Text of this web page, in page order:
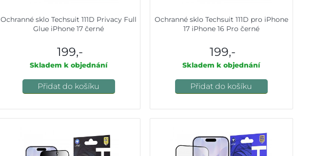
Ochranné sklo Techsuit 111D Privacy Full
Glue iPhone 17 černé
199,-
Skladem k objednání
Přidat do košíku
Ochranné sklo Techsuit 111D pro iPhone
17 iPhone 16 Pro černé
199,-
Skladem k objednání
Přidat do košíku